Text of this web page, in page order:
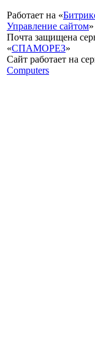
Работает на «
Управление сайтом»
Почта защищена
«СПАМОРЕЗ»
Сайт работает на
Computers